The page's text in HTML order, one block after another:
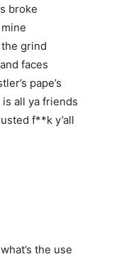
broke
grind
faces
pape’s
all ya friends
f**k y’all
the use